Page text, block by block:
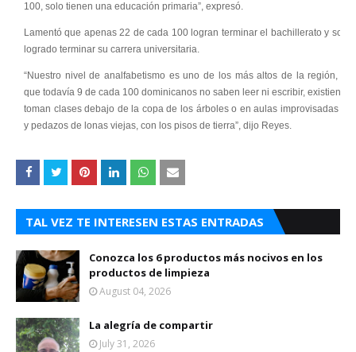
100, solo tienen una educación primaria”, expresó.
Lamentó que apenas 22 de cada 100 logran terminar el bachillerato y solo
logrado terminar su carrera universitaria.
“Nuestro nivel de analfabetismo es uno de los más altos de la región,
que todavía 9 de cada 100 dominicanos no saben leer ni escribir, existiendo
toman clases debajo de la copa de los árboles o en aulas improvisadas
y pedazos de lonas viejas, con los pisos de tierra”, dijo Reyes.
TAL VEZ TE INTERESEN ESTAS ENTRADAS
Conozca los 6 productos más nocivos en los
productos de limpieza
August 04, 2026
La alegría de compartir
July 31, 2026